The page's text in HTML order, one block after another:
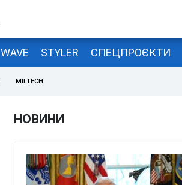
WAVE STYLER СПЕЦПРОЄКТИ
MILTECH
НОВИНИ